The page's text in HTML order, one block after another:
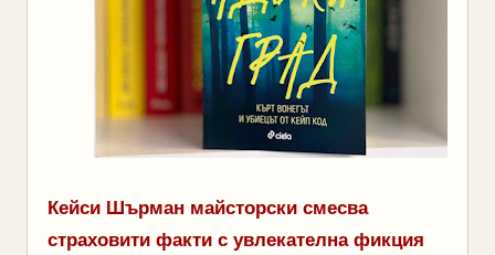
Кейси Шърман майсторски смесва
страховити факти с увлекателна фикция